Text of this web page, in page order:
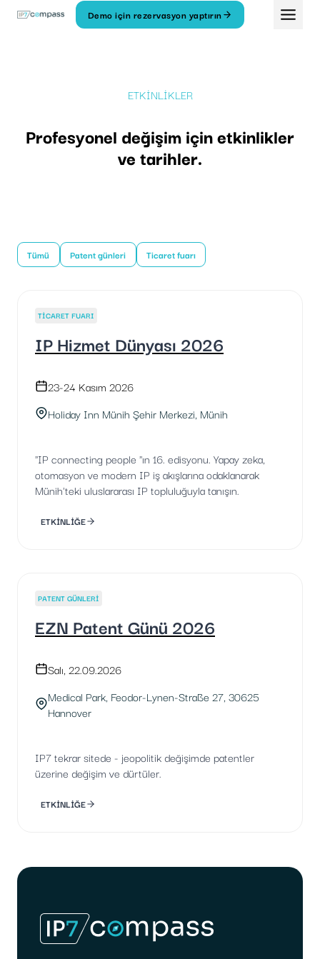
İçeriğe
Demo için rezervasyon yaptırın
ETKİNLİKLER
Profesyonel değişim için etkinlikler
ve tarihler.
Tümü Patent günleri Ticaret fuarı
TICARET FUARI
IP Hizmet Dünyası 2026
23-24 Kasım 2026
Holiday Inn Münih Şehir Merkezi, Münih
"IP connecting people "ın 16. edisyonu. Yapay zeka,
otomasyon ve modern IP iş akışlarına odaklanarak
Münih'teki uluslararası IP topluluğuyla tanışın.
ETKİNLİĞE
PATENT GÜNLERI
EZN Patent Günü 2026
Salı, 22.09.2026
Medical Park, Feodor-Lynen-Straße 27, 30625
Hannover
IP7 tekrar sitede - jeopolitik değişimde patentler
üzerine değişim ve dürtüler.
ETKİNLİĞE